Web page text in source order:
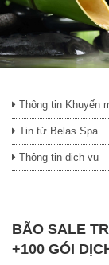
Thông tin Khuyến
Tin từ Belas Spa
Thông tin dịch vụ
BÃO SALE
+100 GÓI